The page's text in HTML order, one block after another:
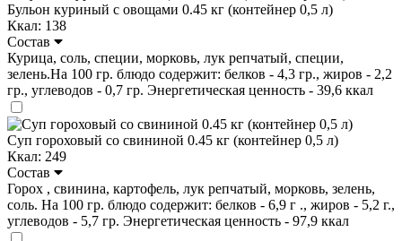
Бульон куриный с овощами 0.45 кг (контейнер 0,5 л)
Ккал: 138
Состав
Курица, соль, специи, морковь, лук репчатый, специи,
зелень.На 100 гр. блюдо содержит: белков - 4,3 гр., жиров - 2,2
гр., углеводов - 0,7 гр. Энергетическая ценность - 39,6 ккал
Суп гороховый со свининой 0.45 кг (контейнер 0,5 л)
Ккал: 249
Состав
Горох , свинина, картофель, лук репчатый, морковь, зелень,
соль. На 100 гр. блюдо содержит: белков - 6,9 г ., жиров - 5,2 г.,
углеводов - 5,7 гр. Энергетическая ценность - 97,9 ккал